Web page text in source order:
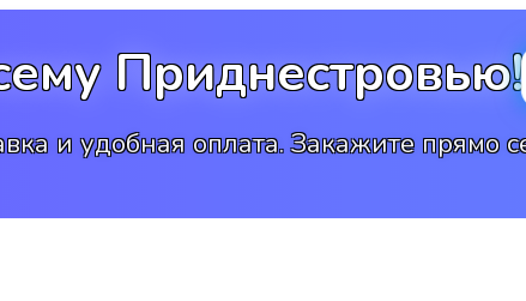
Приднестровью!
и удобная оплата. Закажите прямо